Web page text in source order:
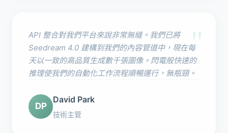
"
API 整合對我們平台來說非常無縫。我們已將
Seedream 4.0 建構到我們的內容管道中，現在每
天以一致的高品質生成數千張圖像。閃電般快速的
推理使我們的自動化工作流程順暢運行，無瓶頸。
DP
David Park
技術主管